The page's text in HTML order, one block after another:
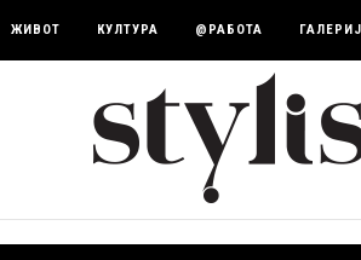
ЖИВОТ КУЛТУРА @РАБОТА